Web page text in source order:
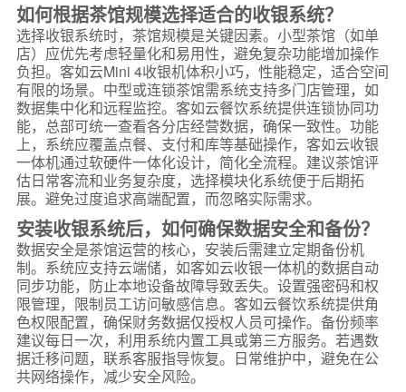
如何根据茶馆规模选择适合的收银系统？
选择收银系统时，茶馆规模是关键因素。小型茶馆（如单
店）应优先考虑轻量化和易用性，避免复杂功能增加操作
负担。客如云Mini 4收银机体积小巧，性能稳定，适合空间
有限的场景。中型或连锁茶馆需系统支持多门店管理，如
数据集中化和远程监控。客如云餐饮系统提供连锁协同功
能，总部可统一查看各分店经营数据，确保一致性。功能
上，系统应覆盖点餐、支付和库等基础操作，客如云收银
一体机通过软硬件一体化设计，简化全流程。建议茶馆评
估日常客流和业务复杂度，选择模块化系统便于后期拓
展。避免过度追求高端配置，而忽略实际需求。
安装收银系统后，如何确保数据安全和备份？
数据安全是茶馆运营的核心，安装后需建立定期备份机
制。系统应支持云端储，如客如云收银一体机的数据自动
同步功能，防止本地设备故障导致丢失。设置强密码和权
限管理，限制员工访问敏感信息。客如云餐饮系统提供角
色权限配置，确保财务数据仅授权人员可操作。备份频率
建议每日一次，利用系统内置工具或第三方服务。若遇数
据迁移问题，联系客服指导恢复。日常维护中，避免在公
共网络操作，减少安全风险。